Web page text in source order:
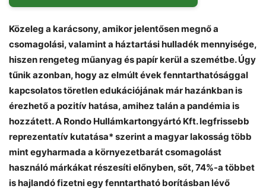
Közeleg a karácsony, amikor jelentősen megnő a
csomagolási, valamint a háztartási hulladék mennyisége,
hiszen rengeteg műanyag és papír kerül a szemétbe. Úgy
tűnik azonban, hogy az elmúlt évek fenntarthatósággal
kapcsolatos töretlen edukációjának már hazánkban is
érezhető a pozitív hatása, amihez talán a pandémia is
hozzátett. A Rondo Hullámkartongyártó Kft. legfrissebb
reprezentatív kutatása* szerint a magyar lakosság több
mint egyharmada a környezetbarát csomagolást
használó márkákat részesíti előnyben, sőt, 74%-a többet
is hajlandó fizetni egy fenntartható borításban lévő